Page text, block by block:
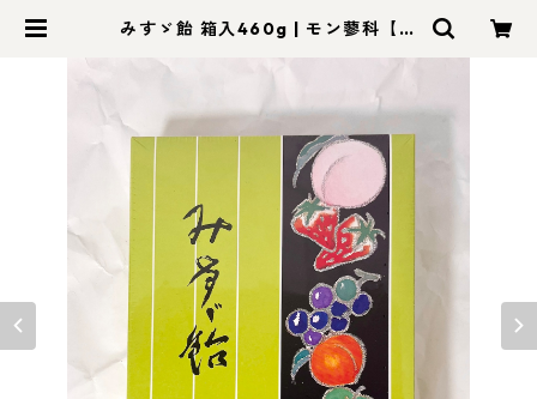
みすゞ飴 箱入460g | モン蓼科【信